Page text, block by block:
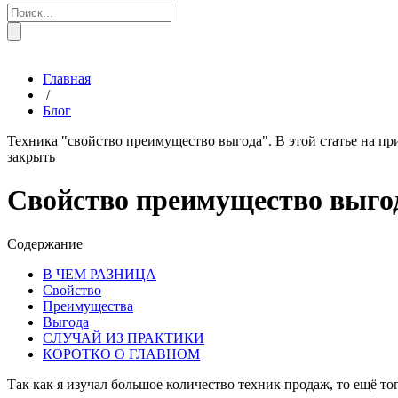
Главная
/
Блог
Техника "свойство преимущество выгода". В этой статье на
закрыть
Свойство преимущество
Содержание
В ЧЕМ РАЗНИЦА
Свойство
Преимущества
Выгода
СЛУЧАЙ ИЗ ПРАКТИКИ
КОРОТКО О ГЛАВНОМ
Так как я изучал большое количество техник продаж, то ещё